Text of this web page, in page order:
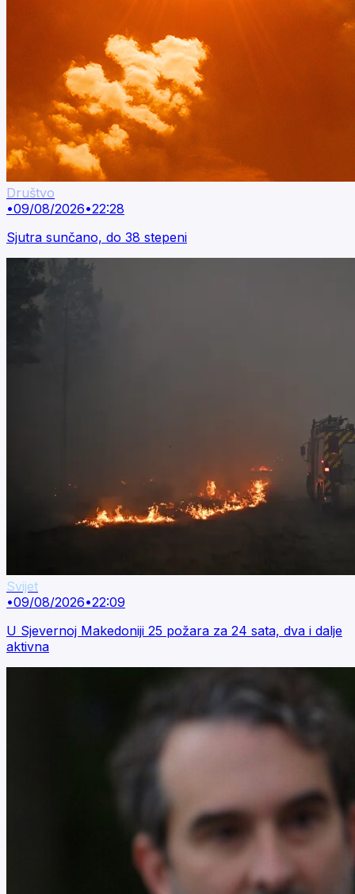
Društvo
•09/08/2026•22:28
Sjutra sunčano, do 38 stepeni
Svijet
•09/08/2026•22:09
U Sjevernoj Makedoniji 25 požara za 24 sata, dva i dalje
aktivna